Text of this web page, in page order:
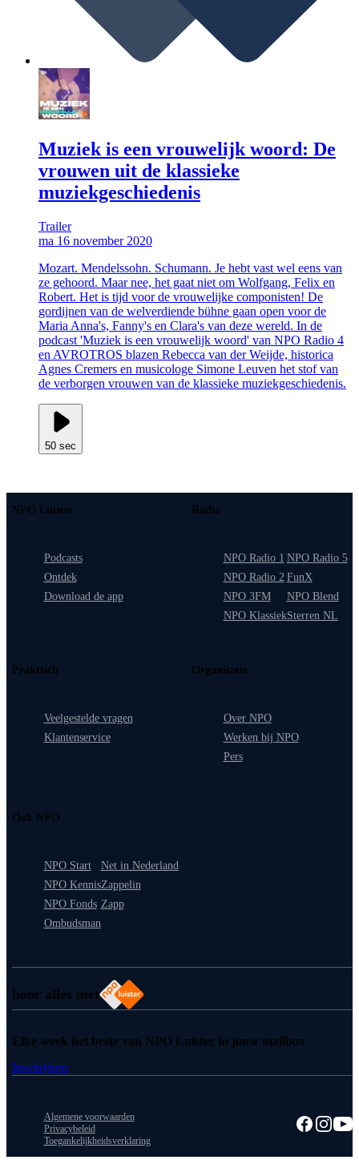
Muziek is een vrouwelijk woord: De
vrouwen uit de klassieke
muziekgeschiedenis
Trailer
ma 16 november 2020
Mozart. Mendelssohn. Schumann. Je hebt vast wel eens van
ze gehoord. Maar nee, het gaat niet om Wolfgang, Felix en
Robert. Het is tijd voor de vrouwelijke componisten! De
gordijnen van de welverdiende bühne gaan open voor de
Maria Anna's, Fanny's en Clara's van deze wereld. In de
podcast 'Muziek is een vrouwelijk woord' van NPO Radio 4
en AVROTROS blazen Rebecca van der Weijde, historica
Agnes Cremers en musicologe Simone Leuven het stof van
de verborgen vrouwen van de klassieke muziekgeschiedenis.
50 sec
hoor alles met
NPO Luister
Podcasts
Ontdek
Download de app
Radio
NPO Radio 1
NPO Radio 2
NPO 3FM
NPO Klassiek
NPO Radio 5
FunX
NPO Blend
Sterren NL
Praktisch
Veelgestelde vragen
Klantenservice
Organisatie
Over NPO
Werken bij NPO
Pers
Ook NPO
NPO Start
NPO Kennis
NPO Fonds
Ombudsman
Net in Nederland
Zappelin
Zapp
Elke week het beste van NPO Luister in jouw mailbox
Inschrijven
Algemene voorwaarden
Privacybeleid
Toegankelijkheidsverklaring